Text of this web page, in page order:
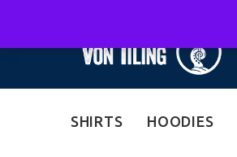
SHIRTS HOODIES